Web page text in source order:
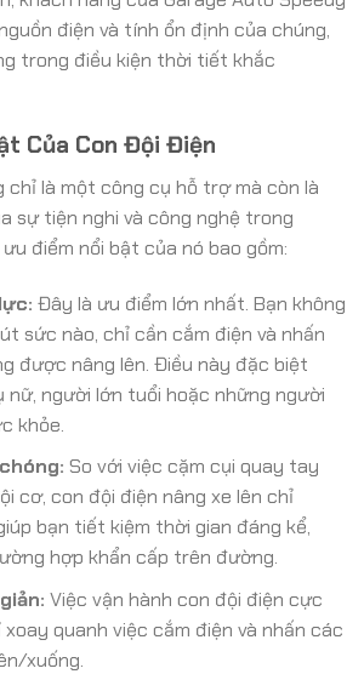
điện và tính ổn định của chúng,
trong điều kiện thời tiết khắc
Của Con Đội Điện
chỉ là một công cụ hỗ trợ mà còn là
sự tiện nghi và công nghệ trong
điểm nổi bật của nó bao gồm:
Đây là ưu điểm lớn nhất. Bạn không
sức nào, chỉ cần cắm điện và nhấn
được nâng lên. Điều này đặc biệt
nữ, người lớn tuổi hoặc những người
khỏe.
So với việc cặm cụi quay tay
cơ, con đội điện nâng xe lên chỉ
bạn tiết kiệm thời gian đáng kể,
hợp khẩn cấp trên đường.
Việc vận hành con đội điện cực
quanh việc cắm điện và nhấn các
xuống.